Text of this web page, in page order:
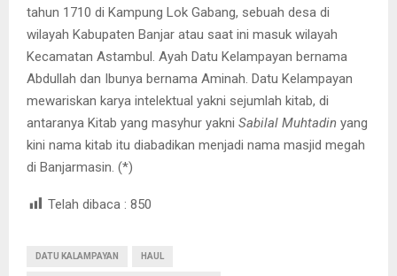
tahun 1710 di Kampung Lok Gabang, sebuah desa di
wilayah Kabupaten Banjar atau saat ini masuk wilayah
Kecamatan Astambul. Ayah Datu Kelampayan bernama
Abdullah dan Ibunya bernama Aminah. Datu Kelampayan
mewariskan karya intelektual yakni sejumlah kitab, di
antaranya Kitab yang masyhur yakni Sabilal Muhtadin yang
kini nama kitab itu diabadikan menjadi nama masjid megah
di Banjarmasin. (*)
Telah dibaca : 850
DATU KALAMPAYAN HAUL